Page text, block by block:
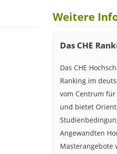
Weitere
Das CHE
Das CHE
Ranking im
vom Centrum für
und bietet
Angewandten
Masterangebote